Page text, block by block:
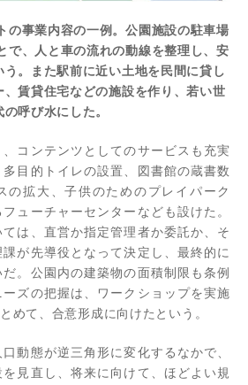
の事業内容の一例。公園施設の駐車場
で、人と車の流れの動線を整理し、安
。また駅前に近い土地を民間に貸し
賃貸住宅などの施設を作り、若い世
の呼び水にした。
コンテンツとしてのサービスも充実
目的トイレの設置、図書館の蔵書数
の拡大、子供のためのプレイパーク
ューチャーセンターなども設けた。
は、直営か指定管理者か委託か、そ
が先導役となって決定し、最終的に
。公園内の建築物の面積制限も条例
ズの把握は、ワークショップを実施
めて、合意形成に向けたという。
動態が逆三角形に変化するなかで、
見直し、将来に向けて、ほどよい規